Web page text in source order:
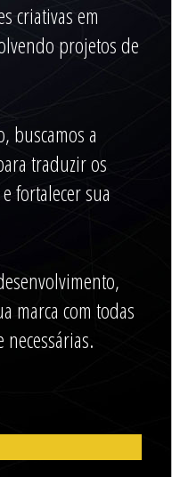
criativas em
projetos de
buscamos a
traduzir os
fortalecer sua
marca com todas